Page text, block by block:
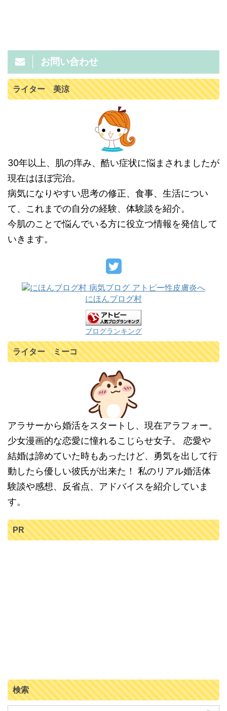
お問い合わせ
ライター 美涼
30年以上、肌の痒み、酷い症状に悩まされましたが
現在はほぼ完治。
病気になりやすい思考の修正、食事、生活につい
て、これまでの自分の経験、体験談を紹介。
今肌のことで悩んでいる方に役立つ情報を発信して
いきます。
にほんブログ村
ブログランキング
ライター ミーコ
アラサーから婚活をスタートし、現在アラフォー。
少女漫画的な恋愛に憧れるこじらせ女子。 恋愛や
結婚は諦めていた時もあったけど、勇気を出して行
動したら優しい彼氏が出来た！ 私のリアル婚活体
験談や感想、反省点、アドバイスを紹介していま
す。
PR
検索